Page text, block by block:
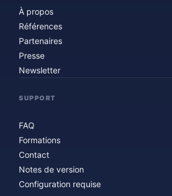
À propos
Références
Partenaires
Presse
Newsletter
SUPPORT
FAQ
Formations
Contact
Notes de version
Configuration requise